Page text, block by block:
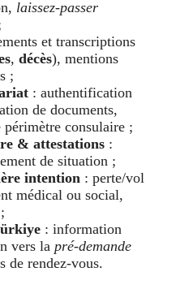
laissez-passer
et transcriptions
, décès), mentions
;
: authentification
de documents,
périmètre consulaire ;
& attestations :
de situation ;
intention : perte/vol
médical ou social,
: information
vers la pré-demande
de rendez-vous.